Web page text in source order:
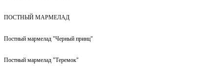
ПОСТНЫЙ МАРМЕЛАД
Постный мармелад "Черный принц"
Постный мармелад "Теремок"